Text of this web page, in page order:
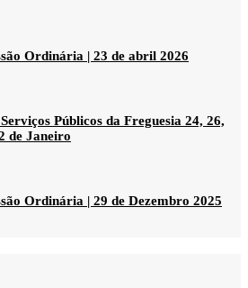
Ordinária | 23 de abril 2026
Públicos da Freguesia 24, 26,
de Janeiro
Ordinária | 29 de Dezembro 2025